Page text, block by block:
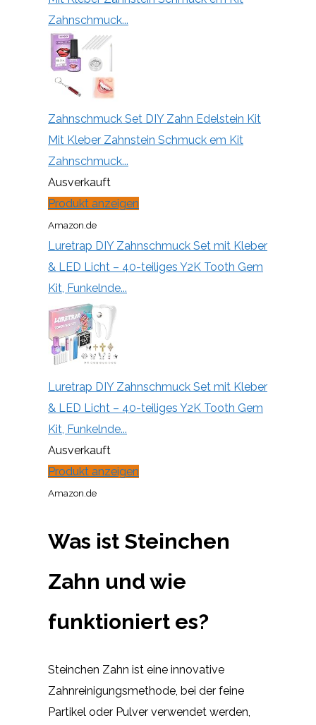
Zahnschmuck...
Zahnschmuck Set DIY Zahn Edelstein Kit
Mit Kleber Zahnstein Schmuck em Kit
Zahnschmuck...
Ausverkauft
Produkt anzeigen
Amazon.de
Luretrap DIY Zahnschmuck Set mit Kleber
& LED Licht – 40-teiliges Y2K Tooth Gem
Kit, Funkelnde...
Luretrap DIY Zahnschmuck Set mit Kleber
& LED Licht – 40-teiliges Y2K Tooth Gem
Kit, Funkelnde...
Ausverkauft
Produkt anzeigen
Amazon.de
Was ist Steinchen
Zahn und wie
funktioniert es?
Steinchen Zahn ist eine innovative
Zahnreinigungsmethode, bei der feine
Partikel oder Pulver verwendet werden,